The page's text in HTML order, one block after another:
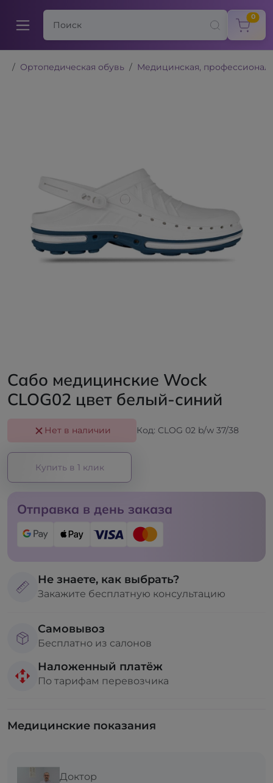
0
Ортопедическая обувь Медицинская,
Сабо медицинские Wock
CLOG02 цвет белый-синий
Нет в наличии Код: CLOG 02 b/w 37/38
Купить в 1 клик
Отправка в день заказа
Не знаете, как выбрать?
Закажите бесплатную консультацию
Самовывоз
Бесплатно из салонов
Наложенный платёж
По тарифам перевозчика
Медицинские показания
Доктор